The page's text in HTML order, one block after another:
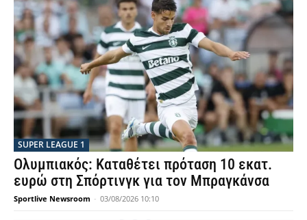
SUPER LEAGUE 1
Ολυμπιακός: Καταθέτει πρόταση 10 εκατ.
ευρώ στη Σπόρτινγκ για τον Μπραγκάνσα
Sportlive Newsroom - 03/08/2026 10:10